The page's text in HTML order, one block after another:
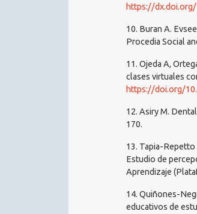
https://
10. Buran A.
Procedia Social
11. Ojeda A,
clases virtuales
https://doi.org/
12. Asiry M.
170.
13. Tapia-
Estudio de
Aprendizaje
14. Quiñones-
educativos de